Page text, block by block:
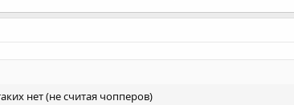
нет (не считая чопперов)